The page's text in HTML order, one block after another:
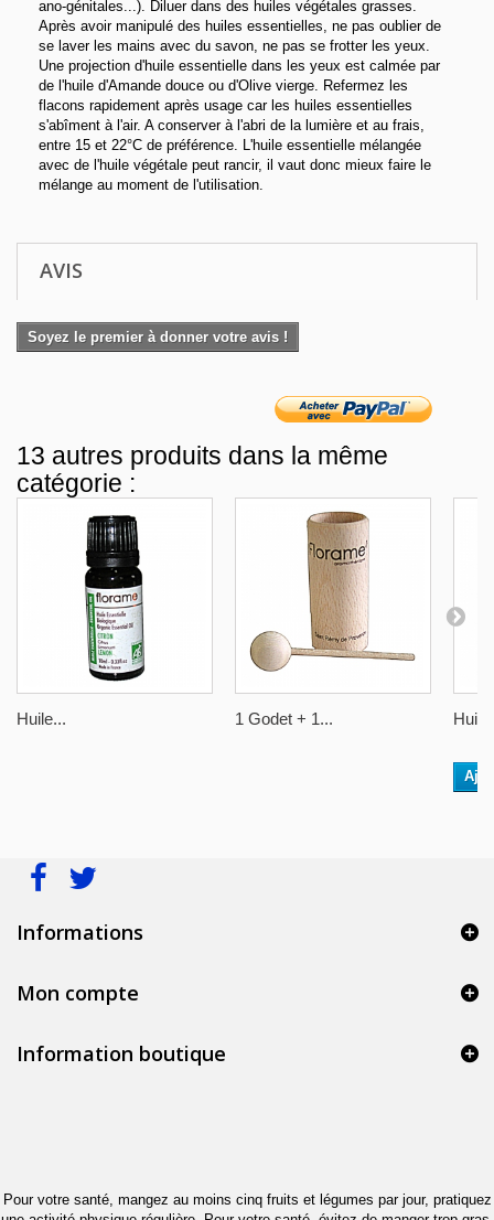
ano-génitales...). Diluer dans des huiles végétales grasses.
Après avoir manipulé des huiles essentielles, ne pas oublier de
se laver les mains avec du savon, ne pas se frotter les yeux.
Une projection d'huile essentielle dans les yeux est calmée par
de l'huile d'Amande douce ou d'Olive vierge. Refermez les
flacons rapidement après usage car les huiles essentielles
s'abîment à l'air. A conserver à l'abri de la lumière et au frais,
entre 15 et 22°C de préférence. L'huile essentielle mélangée
avec de l'huile végétale peut rancir, il vaut donc mieux faire le
mélange au moment de l'utilisation.
AVIS
Soyez le premier à donner votre avis !
13 autres produits dans la même
catégorie :
Huile... 1 Godet + 1...
Informations
Mon compte
Information boutique
Pour votre santé, mangez au moins cinq fruits et légumes par jour, pratiquez